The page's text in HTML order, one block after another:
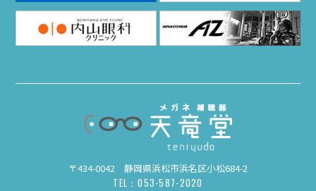
〒434-0042 静岡県浜松市浜名区小松684-2
TEL：053-587-2020